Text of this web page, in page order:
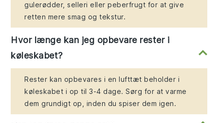
gulerødder, selleri eller peberfrugt for at give
retten mere smag og tekstur.
Hvor længe kan jeg opbevare rester i
køleskabet?
Rester kan opbevares i en lufttæt beholder i
køleskabet i op til 3-4 dage. Sørg for at varme
dem grundigt op, inden du spiser dem igen.